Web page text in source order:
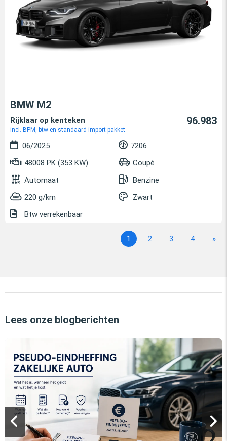
BMW M2
Rijklaar op kenteken
incl. BPM, btw en standaard import pakket
96.983
06/2025
7206
48008 PK (353 KW)
Coupé
Automaat
Benzine
220 g/km
Zwart
Btw verrekenbaar
1 2 3 4 »
Lees onze blogberichten